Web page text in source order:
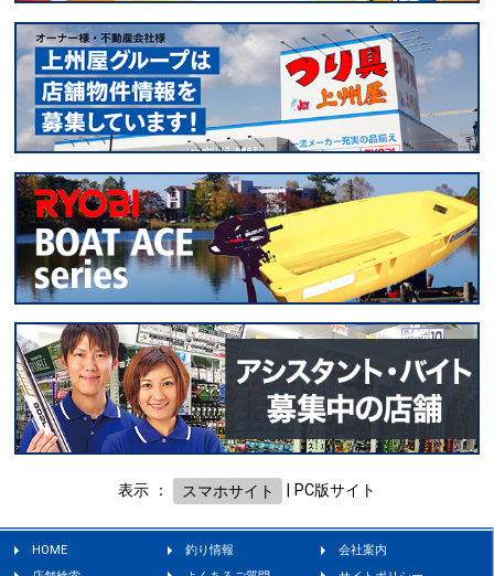
表示 ： スマホサイト PC版サイト
HOME 釣り情報
会社案内